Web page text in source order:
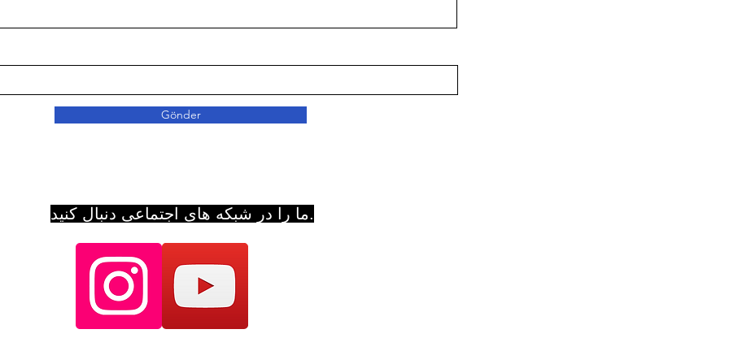
Gönder
ما را در شبکه های اجتماعی دنبال کنید.